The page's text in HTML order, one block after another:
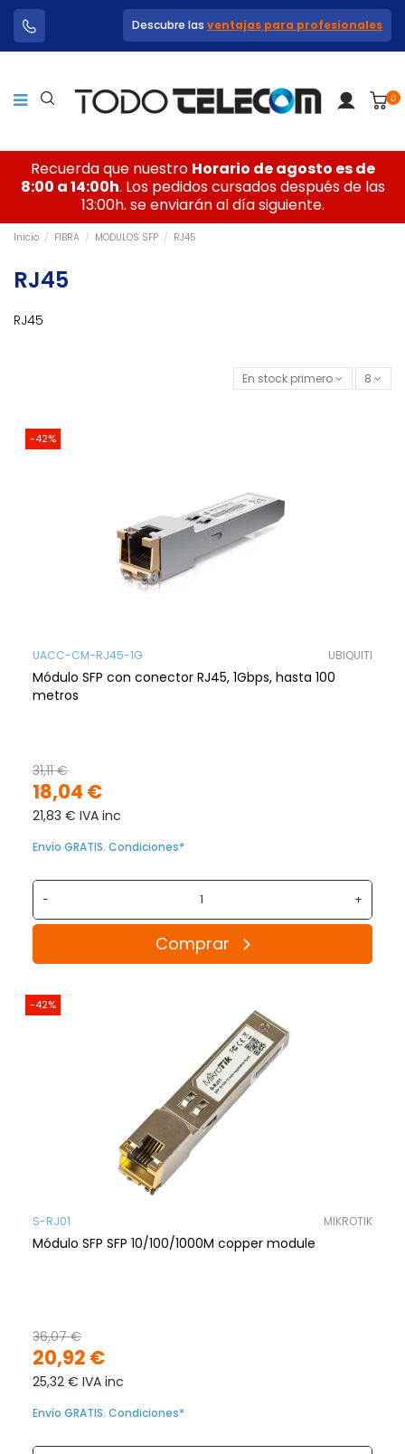
Descubre las ventajas para profesionales
0
Recuerda que nuestro Horario de agosto es de
8:00 a 14:00h. Los pedidos cursados después de las
13:00h. se enviarán al día siguiente.
Inicio FIBRA MODULOS SFP RJ45
RJ45
RJ45
En stock primero 8
-42%
UACC-CM-RJ45-1G UBIQUITI
Módulo SFP con conector RJ45, 1Gbps, hasta 100
metros
18,04 €
31,11 €
21,83 € IVA inc
Envío GRATIS. Condiciones*
- +
Comprar
-42%
S-RJ01 MIKROTIK
Módulo SFP SFP 10/100/1000M copper module
20,92 €
36,07 €
25,32 € IVA inc
Envío GRATIS. Condiciones*